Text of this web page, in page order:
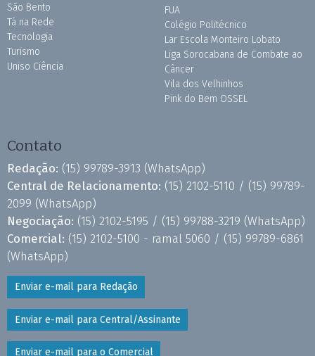
São Bento
Tá na Rede
Tecnologia
Turismo
Uniso Ciência
FUA
Colégio Politécnico
Lar Escola Monteiro Lobato
Liga Sorocabana de Combate ao
Câncer
Vila dos Velhinhos
Pink do Bem OSSEL
Contato
Redação: (15) 99789-3913 (WhatsApp)
Central de Relacionamento: (15) 2102-5110 / (15) 99789-
2099 (WhatsApp)
Negociação: (15) 2102-5195 / (15) 99788-3219 (WhatsApp)
Comercial: (15) 2102-5100 - ramal 5060 / (15) 99789-6861
(WhatsApp)
Enviar e-mail para Redação
Enviar e-mail para Central/Assinante
Enviar e-mail para o Comercial